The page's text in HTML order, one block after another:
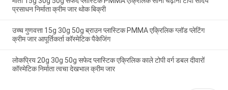
प्रसाधन निर्माता क्रीम जार थोक बिक्री
उच्च गुणवत्ता 15g 30g 50g ब्राउन प्लास्टिक PMMA एक्रिलिक ग्लॉड प्लेटिंग
क्रीम जार आपूर्तिकर्ता कॉस्मेटिक पैकेजिंग
लोकप्रिय 20g 30g 50g सफेद प्लास्टिक एक्रिलिक काले टोपी वर्ग डबल दीवारों
कॉस्मेटिक निर्माता त्वचा देखभाल क्रीम जार